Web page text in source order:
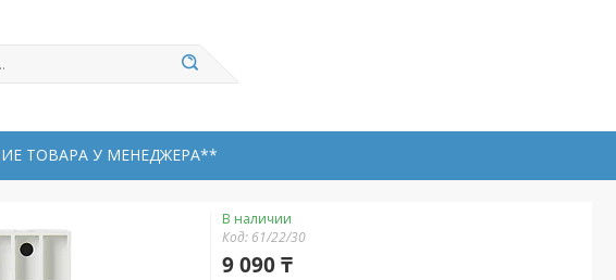
ТОВАРА У МЕНЕДЖЕРА**
В наличии
Код: 61/22/30
9 090 ₸